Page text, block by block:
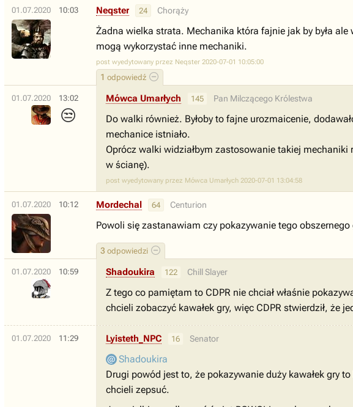
01.07.2020 10:03
1 odpowiedź
Neqster 24 Chorąży
Żadna wielka strata. Mechanika która fajnie jak by była
mogą wykorzystać inne mechaniki.
post wyedytowany przez Neqster 2020-07-01 10:05:00
01.07.2020 13:02
😒
Mówca Umarłych 145 Pan Milczącego Królestwa
Do walki również. Byłoby to fajne urozmaicenie,
mechanice istniało.
Oprócz walki widziałbym zastosowanie takiej
w ścianę).
post wyedytowany przez Mówca Umarłych 2020-07-01 13:04:58
01.07.2020 10:12
3 odpowiedzi
Mordechal 64 Centurion
Powoli się zastanawiam czy pokazywanie tego
01.07.2020 10:59 Shadoukira 122 Chill Slayer
Z tego co pamiętam to CDPR nie chciał właśnie
chcieli zobaczyć kawałek gry, więc CDPR stwierdził, że
01.07.2020 11:29 Lyisteth_NPC 16 Senator
Shadoukira
Drugi powód jest to, że pokazywanie duży kawałek gry
chcieli zepsuć.